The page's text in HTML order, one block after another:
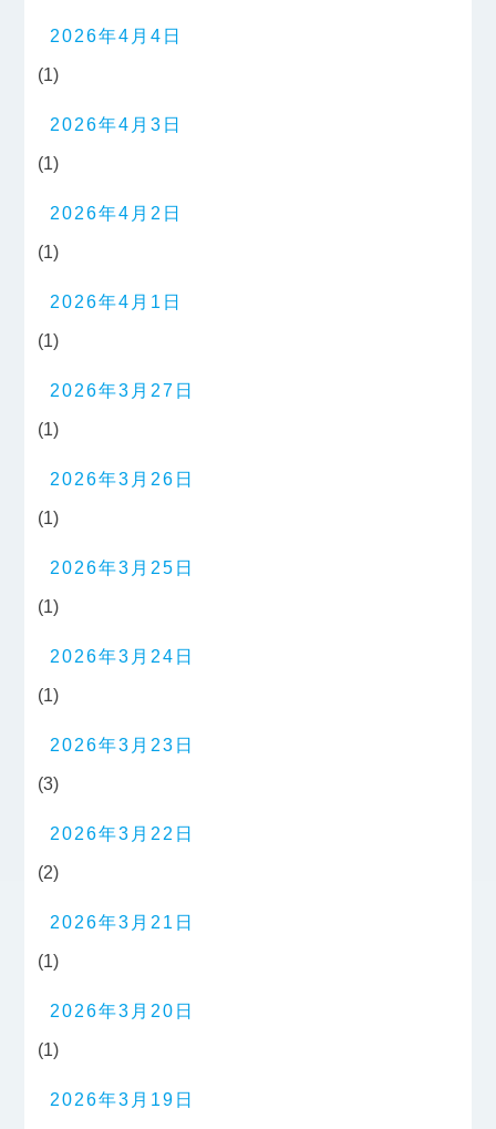
2026年4月4日
(1)
2026年4月3日
(1)
2026年4月2日
(1)
2026年4月1日
(1)
2026年3月27日
(1)
2026年3月26日
(1)
2026年3月25日
(1)
2026年3月24日
(1)
2026年3月23日
(3)
2026年3月22日
(2)
2026年3月21日
(1)
2026年3月20日
(1)
2026年3月19日